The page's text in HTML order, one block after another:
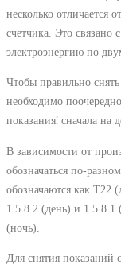
несколько отличается
счетчика. Это связано
электроэнергию по
Чтобы правильно
необходимо
показания⁚ сначала на
В зависимости от
обозначаться по-
обозначаются как Т22
1.5.8.2 (день) и
(ночь).
Для снятия показаний